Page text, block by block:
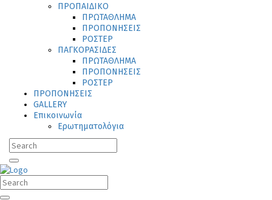
ΠΡΟΠΑΙΔΙΚΟ
ΠΡΩΤΑΘΛΗΜΑ
ΠΡΟΠΟΝΗΣΕΙΣ
ΡΟΣΤΕΡ
ΠΑΓΚΟΡΑΣΙΔΕΣ
ΠΡΩΤΑΘΛΗΜΑ
ΠΡΟΠΟΝΗΣΕΙΣ
ΡΟΣΤΕΡ
ΠΡΟΠΟΝΗΣΕΙΣ
GALLERY
Επικοινωνία
Ερωτηματολόγια